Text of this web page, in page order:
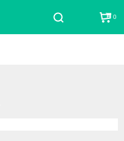
Поиск 0